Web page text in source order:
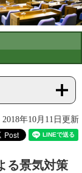
年10月11日更新
る景気対策